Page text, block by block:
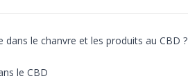
dans le chanvre et les produits au CBD ?
le CBD